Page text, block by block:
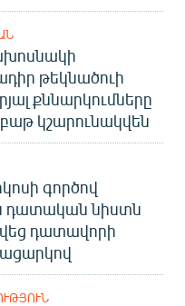
թեկնածուի
քննարկումները
կշարունակվեն
գործով
դատական նիստն
դատավորի